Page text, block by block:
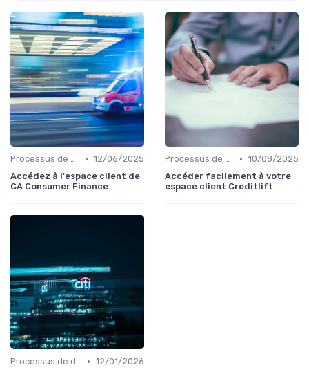
Processus de demande • 12/06/2025
Accédez à l'espace client de
CA Consumer Finance
Processus de demande • 10/08/2025
Accéder facilement à votre
espace client Creditlift
Processus de demande • 12/01/2026